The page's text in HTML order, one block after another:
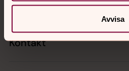
Avvisa
Kontakt